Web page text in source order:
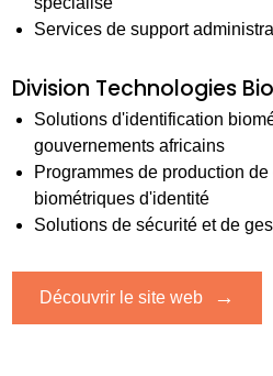
Services de support
Division Technologies
Solutions d'identification
gouvernements africains
Programmes de production
biométriques d'identité
Solutions de sécurité et de
Découvrir le site web →